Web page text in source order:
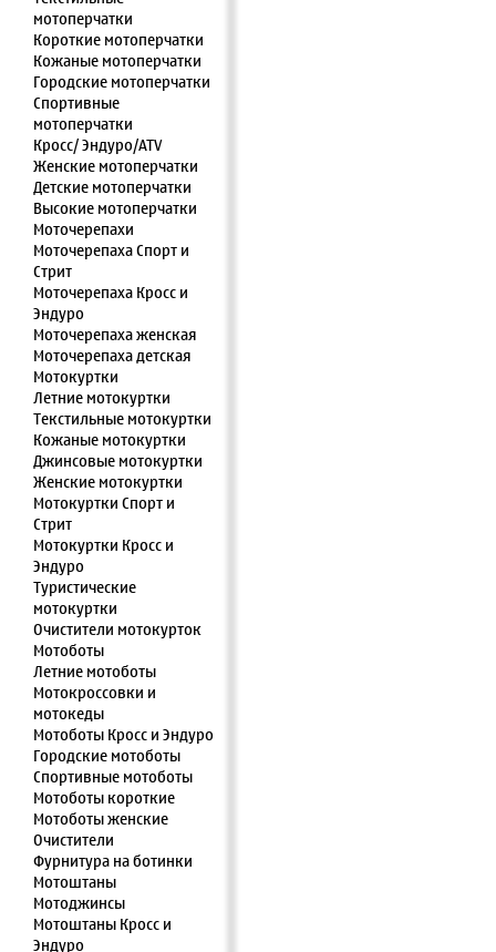
мотоперчатки
Короткие мотоперчатки
Кожаные мотоперчатки
Городские мотоперчатки
Спортивные
мотоперчатки
Кросс/ Эндуро/ATV
Женские мотоперчатки
Детские мотоперчатки
Высокие мотоперчатки
Моточерепахи
Моточерепаха Спорт и
Стрит
Моточерепаха Кросс и
Эндуро
Моточерепаха женская
Моточерепаха детская
Мотокуртки
Летние мотокуртки
Текстильные мотокуртки
Кожаные мотокуртки
Джинсовые мотокуртки
Женские мотокуртки
Мотокуртки Спорт и
Стрит
Мотокуртки Кросс и
Эндуро
Туристические
мотокуртки
Очистители мотокурток
Мотоботы
Летние мотоботы
Мотокроссовки и
мотокеды
Мотоботы Кросс и Эндуро
Городские мотоботы
Спортивные мотоботы
Мотоботы короткие
Мотоботы женские
Очистители
Фурнитура на ботинки
Мотоштаны
Мотоджинсы
Мотоштаны Кросс и
Эндуро